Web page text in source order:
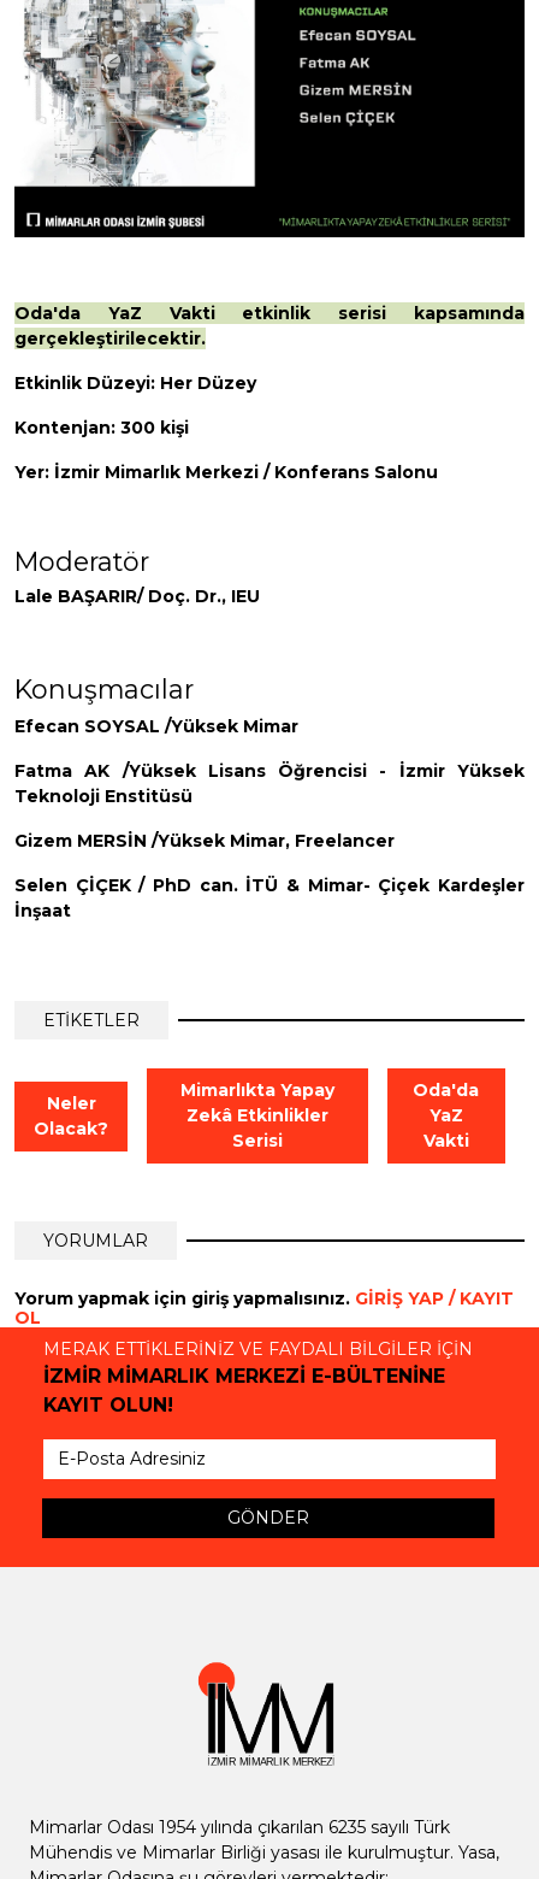
Oda'da YaZ Vakti etkinlik serisi kapsamında
gerçekleştirilecektir.
Etkinlik Düzeyi: Her Düzey
Kontenjan: 300 kişi
Yer: İzmir Mimarlık Merkezi / Konferans Salonu
Moderatör
Lale BAŞARIR/ Doç. Dr., IEU
Konuşmacılar
Efecan SOYSAL /Yüksek Mimar
Fatma AK /Yüksek Lisans Öğrencisi - İzmir Yüksek
Teknoloji Enstitüsü
Gizem MERSİN /Yüksek Mimar, Freelancer
Selen ÇİÇEK / PhD can. İTÜ & Mimar- Çiçek Kardeşler
İnşaat
ETİKETLER
Neler
Olacak?
Mimarlıkta Yapay
Zekâ Etkinlikler
Serisi
Oda'da
YaZ
Vakti
YORUMLAR
Yorum yapmak için giriş yapmalısınız. GİRİŞ YAP / KAYIT
OL
MERAK ETTİKLERİNİZ VE FAYDALI BİLGİLER İÇİN
İZMİR MİMARLIK MERKEZİ E-BÜLTENİNE
KAYIT OLUN!
GÖNDER
Mimarlar Odası 1954 yılında çıkarılan 6235 sayılı Türk
Mühendis ve Mimarlar Birliği yasası ile kurulmuştur. Yasa,